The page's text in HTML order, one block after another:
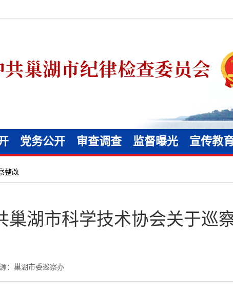
党务公开 审查调查 监督曝光 宣传教
整改
巢湖市科学技术协会关于巡
：巢湖市委巡察办